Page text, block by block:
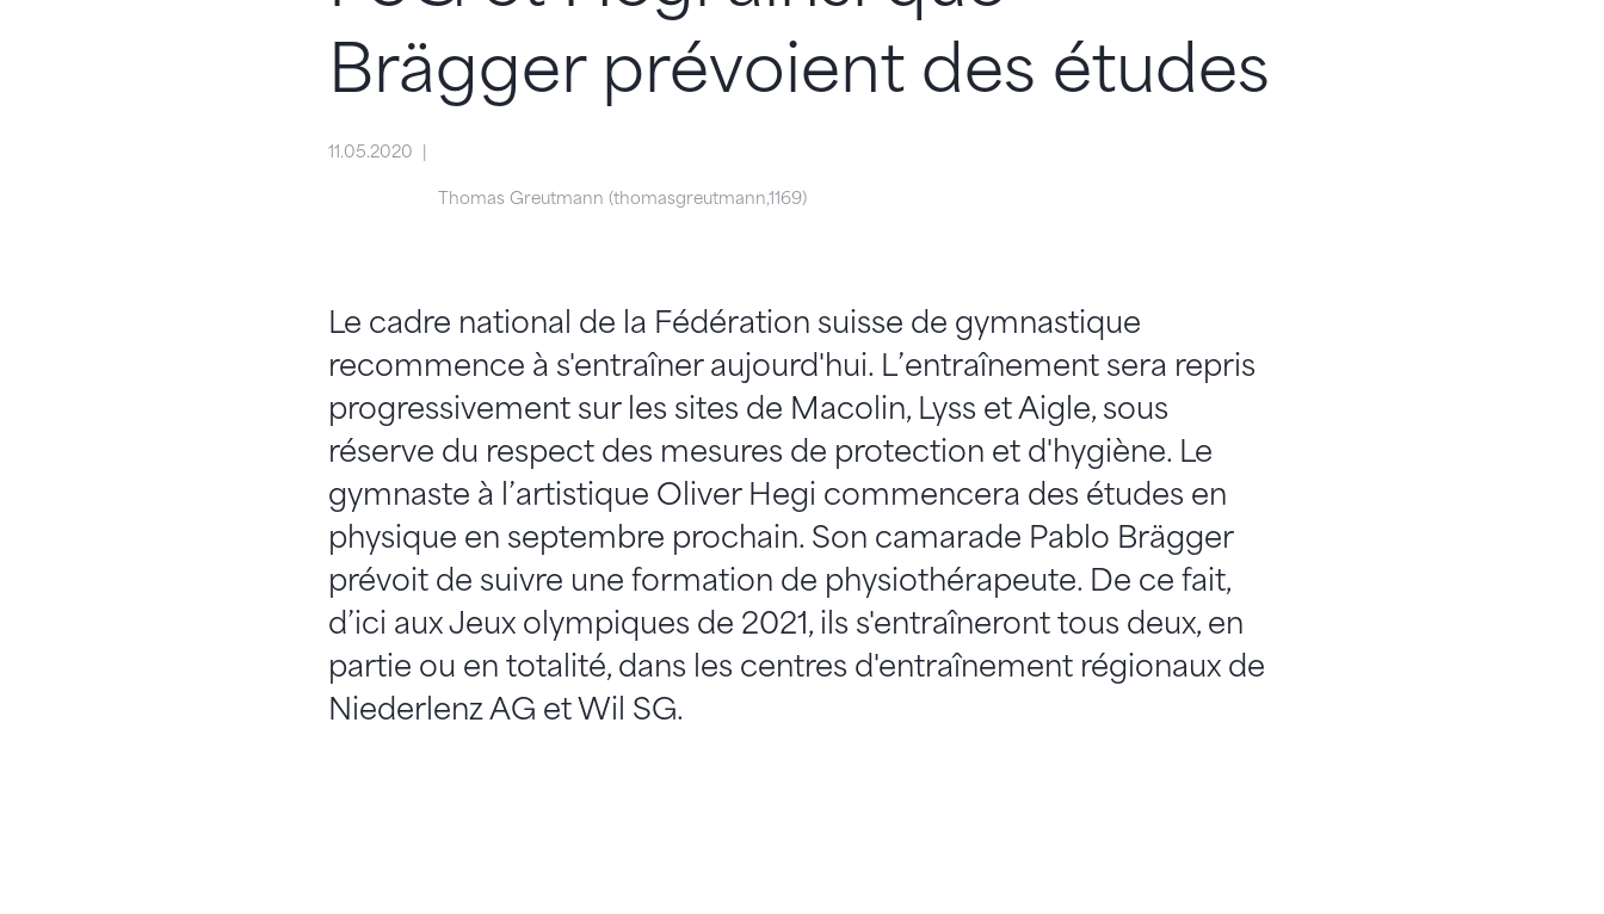
Brägger prévoient des études
11.05.2020
Thomas Greutmann (thomasgreutmann,1169)
Le cadre national de la Fédération suisse de gymnastique
recommence à s'entraîner aujourd'hui. L’entraînement sera repris
progressivement sur les sites de Macolin, Lyss et Aigle, sous
réserve du respect des mesures de protection et d'hygiène. Le
gymnaste à l’artistique Oliver Hegi commencera des études en
physique en septembre prochain. Son camarade Pablo Brägger
prévoit de suivre une formation de physiothérapeute. De ce fait,
d’ici aux Jeux olympiques de 2021, ils s'entraîneront tous deux, en
partie ou en totalité, dans les centres d'entraînement régionaux de
Niederlenz AG et Wil SG.